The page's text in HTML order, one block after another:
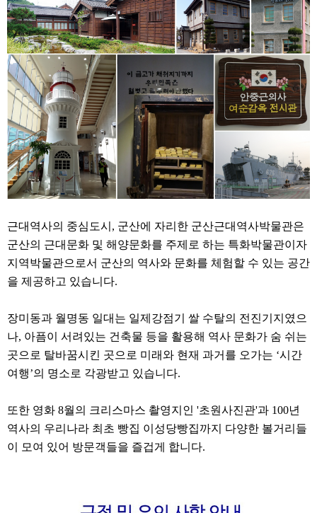
근대역사의 중심도시, 군산에 자리한 군산근대역사박물관은
군산의 근대문화 및 해양문화를 주제로 하는 특화박물관이자
지역박물관으로서 군산의 역사와 문화를 체험할 수 있는 공간
을 제공하고 있습니다.
장미동과 월명동 일대는 일제강점기 쌀 수탈의 전진기지였으
나, 아픔이 서려있는 건축물 등을 활용해 역사 문화가 숨 쉬는
곳으로 탈바꿈시킨 곳으로 미래와 현재 과거를 오가는 ‘시간
여행’의 명소로 각광받고 있습니다.
또한 영화 8월의 크리스마스 촬영지인 '초원사진관'과 100년
역사의 우리나라 최초 빵집 이성당빵집까지 다양한 볼거리들
이 모여 있어 방문객들을 즐겁게 합니다.